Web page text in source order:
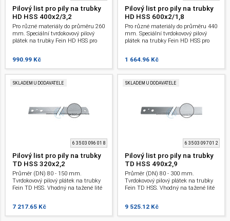
Pilový list pro pily na trubky
HD HSS 400x2/3,2
Pro různé materiály do průměru 260
mm. Speciální tvrdokovový pilový
plátek na trubky Fein HD HSS pro
trubky.
990.99 Kč
Pilový list pro pily na trubky
HD HSS 600x2/1,8
Pro různé materiály do průměru 440
mm. Speciální tvrdokovový pilový
plátek na trubky Fein HD HSS pro
trubky.
1 664.96 Kč
SKLADEM U DODAVATELE
6 35 03 096 01 8
Pilový list pro pily na trubky
TD HSS 320x2,2
Průměr (DN) 80 - 150 mm.
Tvrdokovový pilový plátek na trubky
Fein TD HSS. Vhodný na tažené lité
mokré a suché řezy. Pro pily na
trubky.
7 217.65 Kč
SKLADEM U DODAVATELE
6 35 03 097 01 2
Pilový list pro pily na trubky
TD HSS 490x2,9
Průměr (DN) 80 - 300 mm.
Tvrdokovový pilový plátek na trubky
Fein TD HSS. Vhodný na tažené lité
mokré a suché řezy. Pro pily na
trubky.
9 525.12 Kč